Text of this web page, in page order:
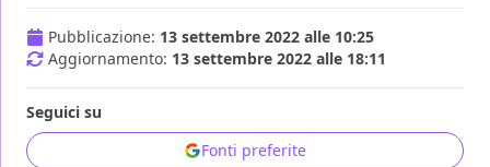
Pubblicazione: 13 settembre 2022 alle 10:25
Aggiornamento: 13 settembre 2022 alle 18:11
Seguici su
Fonti preferite